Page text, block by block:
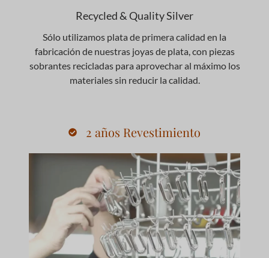
Recycled & Quality Silver
Sólo utilizamos plata de primera calidad en la
fabricación de nuestras joyas de plata, con piezas
sobrantes recicladas para aprovechar al máximo los
materiales sin reducir la calidad.
2 años Revestimiento